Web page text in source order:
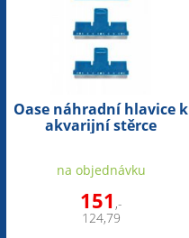
Oase náhradní hlavice k
akvarijní stěrce
na objednávku
151 ,-
124,79